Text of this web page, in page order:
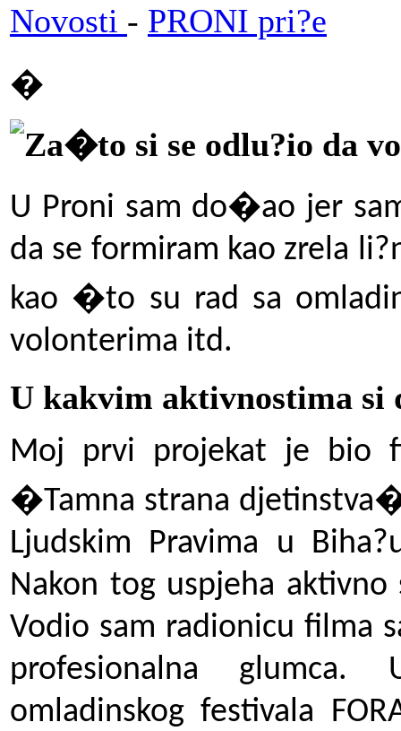
Novosti - PRONI pri?e
�
Za�to si se odlu?io da
U Proni sam do�ao jer
da se formiram kao zrela
kao �to su rad sa
volonterima itd.
U kakvim aktivnostima si
Moj prvi projekat je bio
�Tamna strana djetinstva�
Ljudskim Pravima u
Nakon tog uspjeha
Vodio sam radionicu filma
profesionalna glumca.
omladinskog festivala